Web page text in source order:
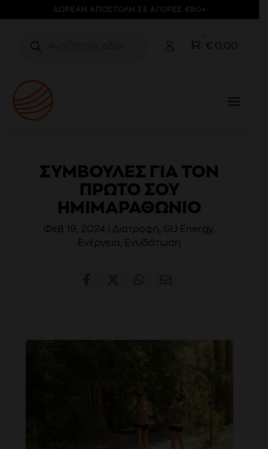
ΔΩΡΕΑΝ ΑΠΟΣΤΟΛΗ ΣΕ ΑΓΟΡΕΣ €50+
search
Cart
0
€ 0,00
ΣΥΜΒΟΥΛΈΣ ΓΙΑ ΤΟΝ
ΠΡΏΤΟ ΣΟΥ
ΗΜΙΜΑΡΑΘΏΝΙΟ
Φεβ 19, 2024 Διατροφή GU Energy
Ενέργεια
Ενυδάτωση